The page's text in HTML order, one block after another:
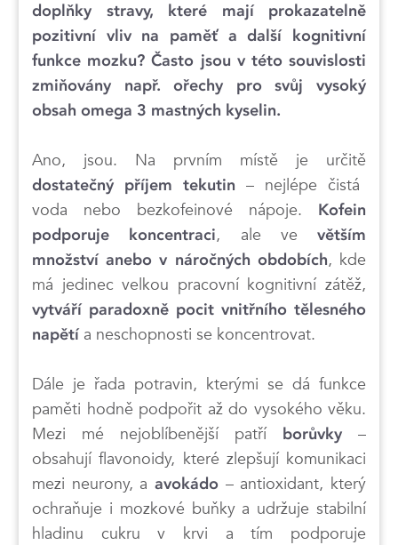
doplňky stravy, které mají prokazatelně
pozitivní vliv na paměť a další kognitivní
funkce mozku? Často jsou v této souvislosti
zmiňovány např. ořechy pro svůj vysoký
obsah omega 3 mastných kyselin.
Ano, jsou. Na prvním místě je určitě
dostatečný příjem tekutin – nejlépe čistá
voda nebo bezkofeinové nápoje. Kofein
podporuje koncentraci, ale ve větším
množství anebo v náročných obdobích, kde
má jedinec velkou pracovní kognitivní zátěž,
vytváří paradoxně pocit vnitřního tělesného
napětía neschopnosti se koncentrovat.
Dále je řada potravin, kterými se dá funkce
paměti hodně podpořit až do vysokého věku.
Mezi mé nejoblíbenější patří borůvky –
obsahují flavonoidy, které zlepšují komunikaci
mezi neurony, a avokádo – antioxidant, který
ochraňuje i mozkové buňky a udržuje stabilní
hladinu cukru v krvi a tím podporuje